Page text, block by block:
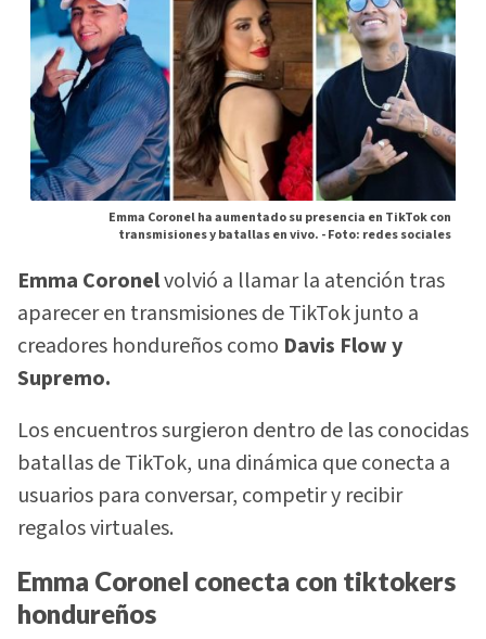
Emma Coronel ha aumentado su presencia en TikTok con
transmisiones y batallas en vivo. -Foto: redes sociales
Emma Coronelvolvió a llamar la atención tras
aparecer en transmisiones de TikTok junto a
creadores hondureños como Davis Flow y
Supremo.
Los encuentros surgieron dentro de las conocidas
batallas de TikTok, una dinámica que conecta a
usuarios para conversar, competir y recibir
regalos virtuales.
Emma Coronel conecta con tiktokers
hondureños